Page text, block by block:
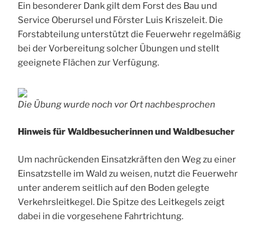
Ein besonderer Dank gilt dem Forst des Bau und
Service Oberursel und Förster Luis Kriszeleit. Die
Forstabteilung unterstützt die Feuerwehr regelmäßig
bei der Vorbereitung solcher Übungen und stellt
geeignete Flächen zur Verfügung.
Die Übung wurde noch vor Ort nachbesprochen
Hinweis für Waldbesucherinnen und Waldbesucher
Um nachrückenden Einsatzkräften den Weg zu einer
Einsatzstelle im Wald zu weisen, nutzt die Feuerwehr
unter anderem seitlich auf den Boden gelegte
Verkehrsleitkegel. Die Spitze des Leitkegels zeigt
dabei in die vorgesehene Fahrtrichtung.